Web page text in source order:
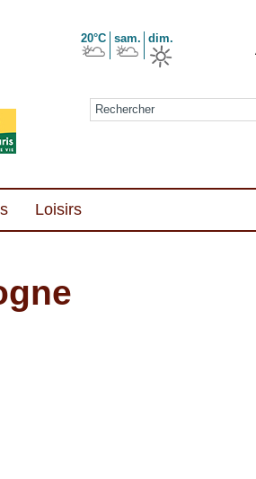
20°C sam. dim.
Formulaire de recherche
Loisirs